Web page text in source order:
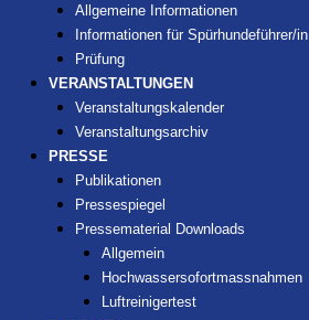
Allgemeine Informationen
Informationen für Spürhundeführer/in
Prüfung
VERANSTALTUNGEN
Veranstaltungskalender
Veranstaltungsarchiv
PRESSE
Publikationen
Pressespiegel
Pressematerial Downloads
Allgemein
Hochwassersofortmassnahmen
Luftreinigertest